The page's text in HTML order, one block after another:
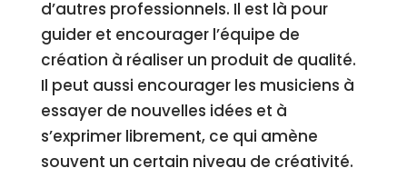
d’autres professionnels. Il est là pour
guider et encourager l’équipe de
création à réaliser un produit de qualité.
Il peut aussi encourager les musiciens à
essayer de nouvelles idées et à
s’exprimer librement, ce qui amène
souvent un certain niveau de créativité.